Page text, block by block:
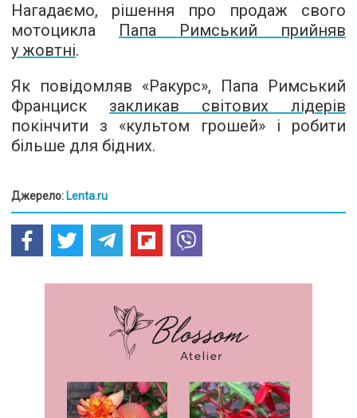
Нагадаємо, рішення про продаж свого
мотоцикла Папа Римський прийняв
у жовтні.
Як повідомляв «Ракурс», Папа Римський
Франциск закликав світових лідерів
покінчити з «культом грошей» і робити
більше для бідних.
Джерело: Lenta.ru